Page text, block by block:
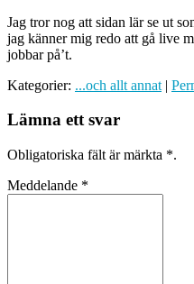
Jag tror nog att sidan lär se ut
jag känner mig redo att gå live
jobbar på’t.
Kategorier: ...och allt annat |
Lämna ett svar
Obligatoriska fält är märkta *.
Meddelande *